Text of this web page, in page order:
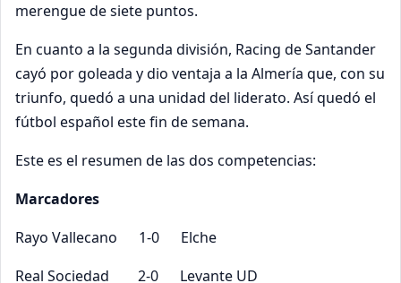
merengue de siete puntos.
En cuanto a la segunda división, Racing de Santander
cayó por goleada y dio ventaja a la Almería que, con su
triunfo, quedó a una unidad del liderato. Así quedó el
fútbol español este fin de semana.
Este es el resumen de las dos competencias:
Marcadores
Rayo Vallecano 1-0 Elche
Real Sociedad 2-0 Levante UD